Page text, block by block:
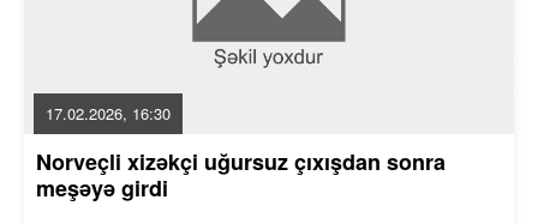
17.02.2026, 16:30
Norveçli xizəkçi uğursuz çıxışdan sonra
meşəyə girdi